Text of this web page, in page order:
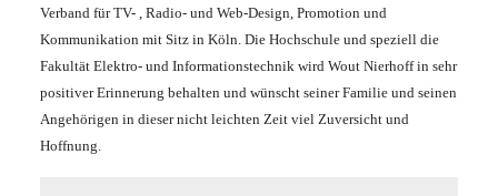
Verband für TV- , Radio- und Web-Design, Promotion und
Kommunikation mit Sitz in Köln. Die Hochschule und speziell die
Fakultät Elektro- und Informationstechnik wird Wout Nierhoff in sehr
positiver Erinnerung behalten und wünscht seiner Familie und seinen
Angehörigen in dieser nicht leichten Zeit viel Zuversicht und
Hoffnung.
Chat
Name:
MibewSessionID, MIBEW_UserID, mibew_locale, mibew-
chat-frame-style-5e9dbeb1811c0446